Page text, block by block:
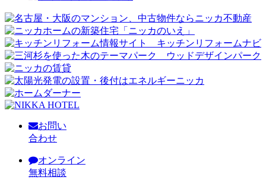
お問い
合わせ
オンライン
無料相談